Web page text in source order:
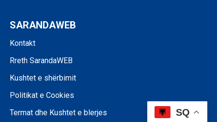
SARANDAWEB
Kontakt
Rreth SarandaWEB
Kushtet e shërbimit
Politikat e Cookies
Termat dhe Kushtet e blerjes
SQ